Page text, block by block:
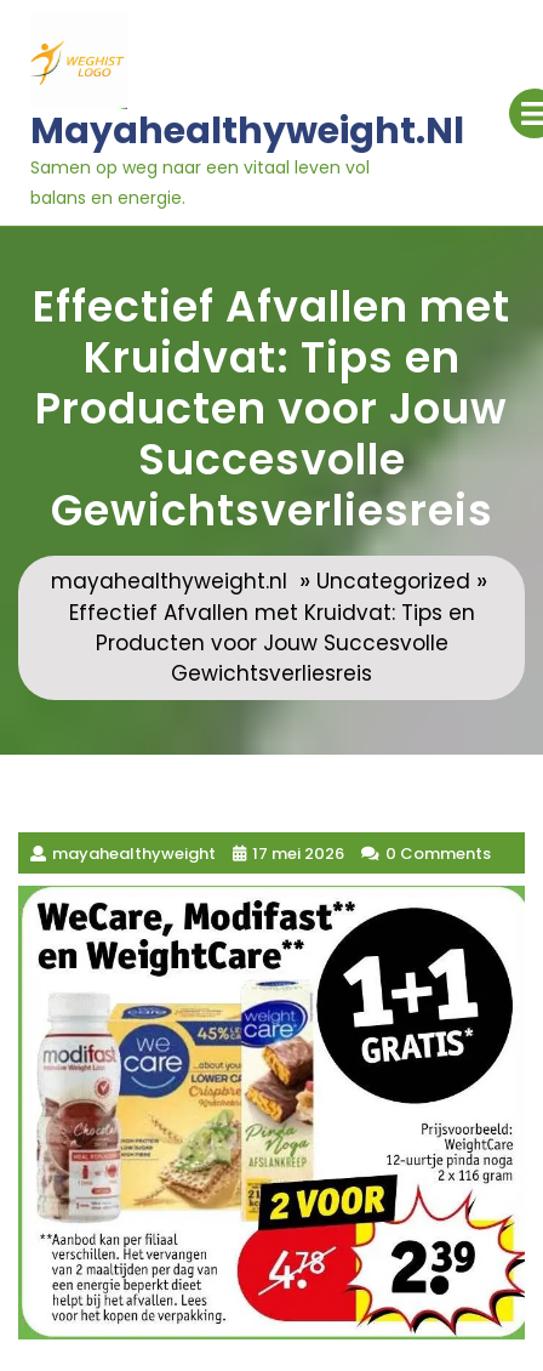
naar
inhoud
Mayahealthyweight.nl
Samen op weg naar een vitaal leven vol
balans en energie.
Effectief Afvallen met
Kruidvat: Tips en
Producten voor Jouw
Succesvolle
Gewichtsverliesreis
mayahealthyweight.nl » Uncategorized »
Effectief Afvallen met Kruidvat: Tips en
Producten voor Jouw Succesvolle
Gewichtsverliesreis
mayahealthyweight 17 mei 2026 0 Comments